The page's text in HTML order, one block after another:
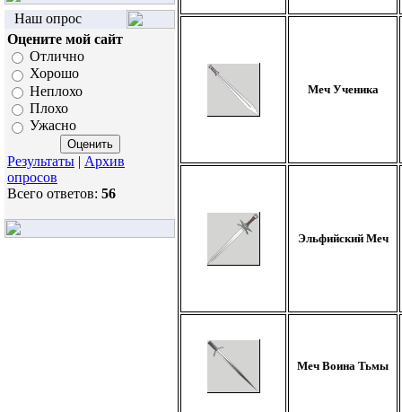
Наш опрос
Оцените мой сайт
Отлично
Хорошо
Неплохо
Плохо
Ужасно
Результаты | Архив
опросов
Всего ответов: 56
Меч Ученика
Эльфийский Меч
Меч Воина Тьмы